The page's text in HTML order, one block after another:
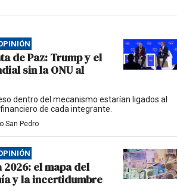
de Paz: Trump y el
sin la ONU al
dentro del mecanismo estarían ligados al
de cada integrante.
San Pedro
el mapa del
y la incertidumbre